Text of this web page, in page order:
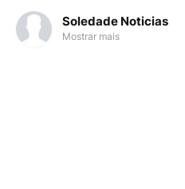
Soledade Noticias
Mostrar mais